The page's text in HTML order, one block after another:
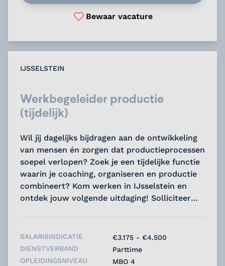
Bewaar vacature
IJSSELSTEIN
Werkbegeleider productie
(tijdelijk)
Wil jij dagelijks bijdragen aan de ontwikkeling
van mensen én zorgen dat productieprocessen
soepel verlopen? Zoek je een tijdelijke functie
waarin je coaching, organiseren en productie
combineert? Kom werken in IJsselstein en
ontdek jouw volgende uitdaging! Solliciteer
SALARISINDICATIE
€3.175 - €4.500
DIENSTVERBAND
Parttime
OPLEIDINGSNIVEAU
MBO 4